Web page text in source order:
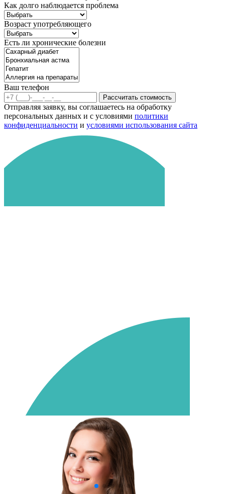
Как долго наблюдается проблема
Возраст употребляющего
Есть ли хронические болезни
Ваш телефон
Рассчитать стоимость
Отправляя заявку, вы соглашаетесь на обработку
персональных данных и с условиями политики
конфиденциальности и условиями использования сайта